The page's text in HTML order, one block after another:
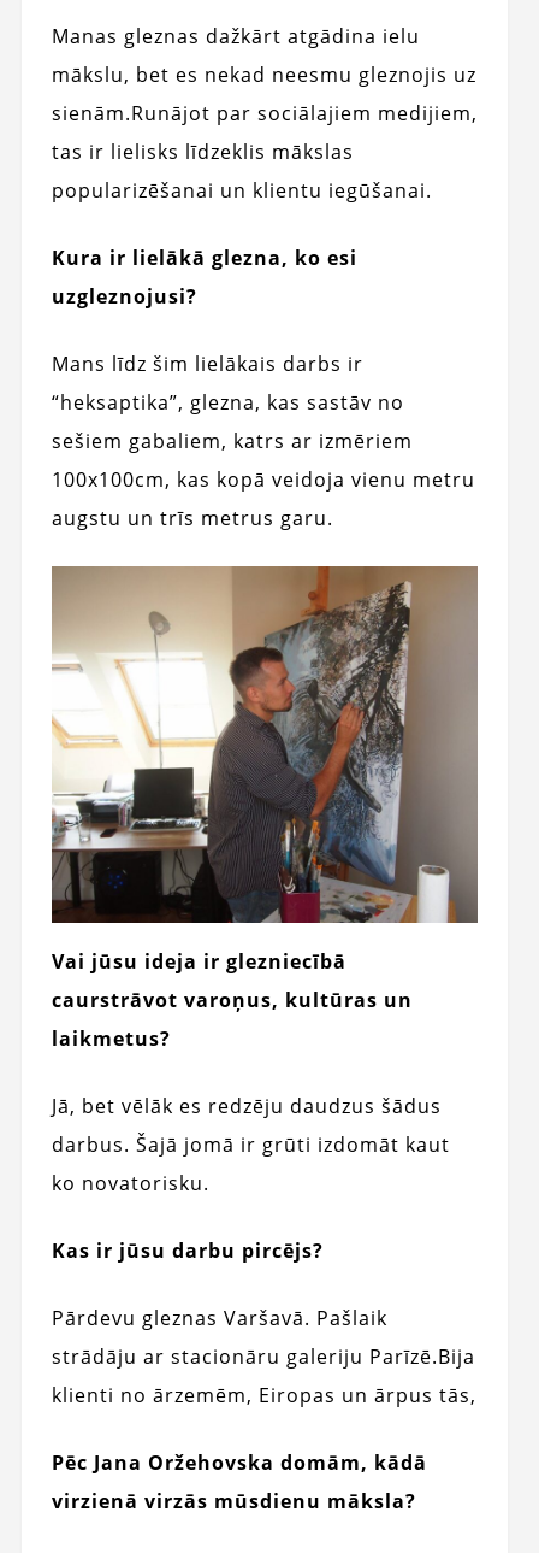
Manas gleznas dažkārt atgādina ielu
mākslu, bet es nekad neesmu gleznojis uz
sienām.Runājot par sociālajiem medijiem,
tas ir lielisks līdzeklis mākslas
popularizēšanai un klientu iegūšanai.
Kura ir lielākā glezna, ko esi
uzgleznojusi?
Mans līdz šim lielākais darbs ir
“heksaptika”, glezna, kas sastāv no
sešiem gabaliem, katrs ar izmēriem
100x100cm, kas kopā veidoja vienu metru
augstu un trīs metrus garu.
Vai jūsu ideja ir glezniecībā
caurstrāvot varoņus, kultūras un
laikmetus?
Jā, bet vēlāk es redzēju daudzus šādus
darbus. Šajā jomā ir grūti izdomāt kaut
ko novatorisku.
Kas ir jūsu darbu pircējs?
Pārdevu gleznas Varšavā. Pašlaik
strādāju ar stacionāru galeriju Parīzē.Bija
klienti no ārzemēm, Eiropas un ārpus tās,
Pēc Jana Oržehovska domām, kādā
virzienā virzās mūsdienu māksla?